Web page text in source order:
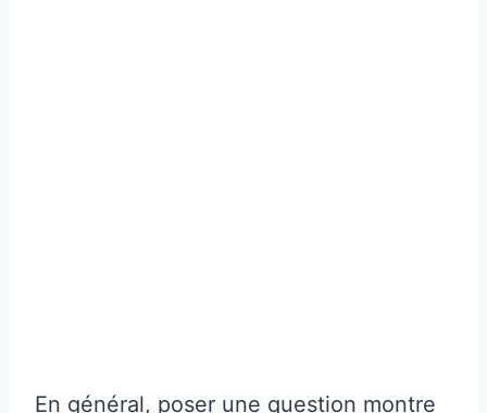
En général, poser une question montre